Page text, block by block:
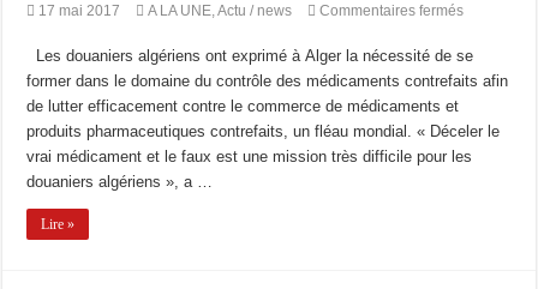
Sanofi Algérie,un engagement pour l’innovation et la souveraineté
Cancer du sein en Afrique : le Pr Adoubi Innocent souligne l’importance des
Bridge to Care : Roche Algérie renforce la coopération africaine pour améliorer
17 mai 2017 A LA UNE,Actu / news Commentaires ferméssur
bons
résultats
les
Les douaniers algériens ont exprimé à Alger la nécessité de se
former dans le domaine du contrôle des médicaments contrefaits afin
de lutter efficacement contre le commerce de médicaments et
produits pharmaceutiques contrefaits, un fléau mondial. « Déceler le
vrai médicament et le faux est une mission très difficile pour les
douaniers algériens », a …
Lire »